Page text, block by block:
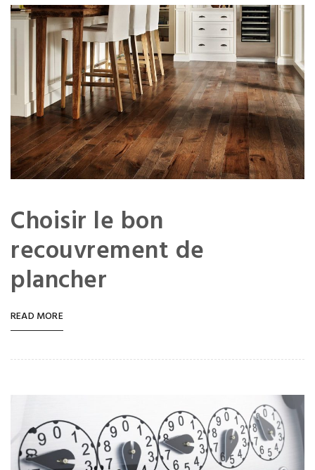
Choisir le bon
recouvrement de
plancher
READ MORE